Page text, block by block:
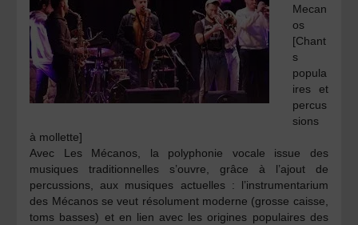
Mecan
os
[Chant
s
popula
ires et
percus
sions
à mollette]
Avec Les Mécanos, la polyphonie vocale issue des
musiques traditionnelles s’ouvre, grâce à l’ajout de
percussions, aux musiques actuelles : l’instrumentarium
des Mécanos se veut résolument moderne (grosse caisse,
toms basses) et en lien avec les origines populaires des